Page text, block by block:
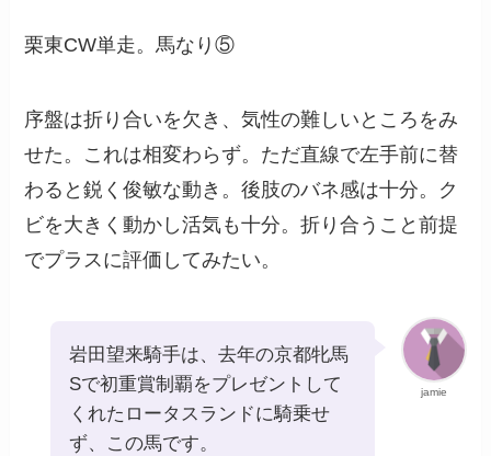
栗東CW単走。馬なり⑤
序盤は折り合いを欠き、気性の難しいところをみ
せた。これは相変わらず。ただ直線で左手前に替
わると鋭く俊敏な動き。後肢のバネ感は十分。ク
ビを大きく動かし活気も十分。折り合うこと前提
でプラスに評価してみたい。
jamie
岩田望来騎手は、去年の京都牝馬
Sで初重賞制覇をプレゼントして
くれたロータスランドに騎乗せ
ず、この馬です。